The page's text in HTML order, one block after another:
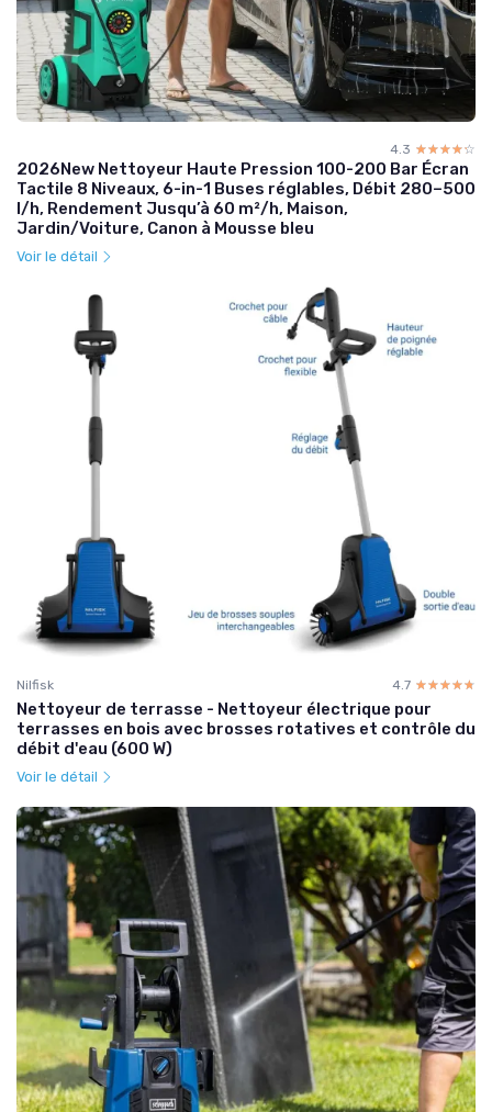
4.3 ☆☆☆☆☆
★★★★★
2026New Nettoyeur Haute Pression 100-200 Bar Écran
Tactile 8 Niveaux, 6-in-1 Buses réglables, Débit 280–500
l/h, Rendement Jusqu’à 60 m²/h, Maison,
Jardin/Voiture, Canon à Mousse bleu
Voir le détail
Nilfisk 4.7 ☆☆☆☆☆
★★★★★
Nettoyeur de terrasse - Nettoyeur électrique pour
terrasses en bois avec brosses rotatives et contrôle du
débit d'eau (600 W)
Voir le détail